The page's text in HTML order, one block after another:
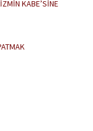
KABE’SİNE